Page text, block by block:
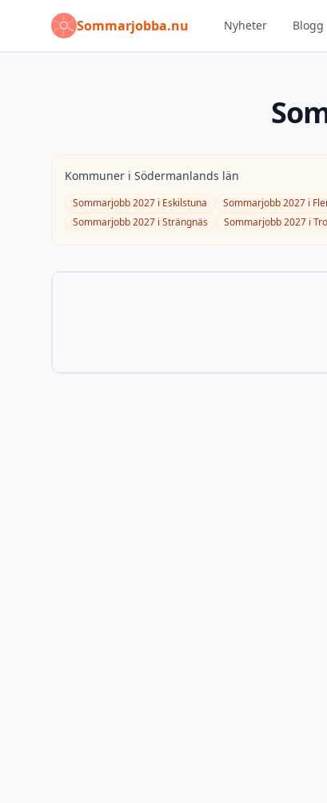
Sommarjobba.nu Nyheter Blogg
Kommuner i Södermanlands län
Sommarjobb2027 i Eskilstuna Sommarjobb2027 i
Sommarjobb2027 i Strängnäs Sommarjobb2027 i